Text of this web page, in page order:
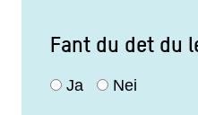
Fant du det du
Ja Nei